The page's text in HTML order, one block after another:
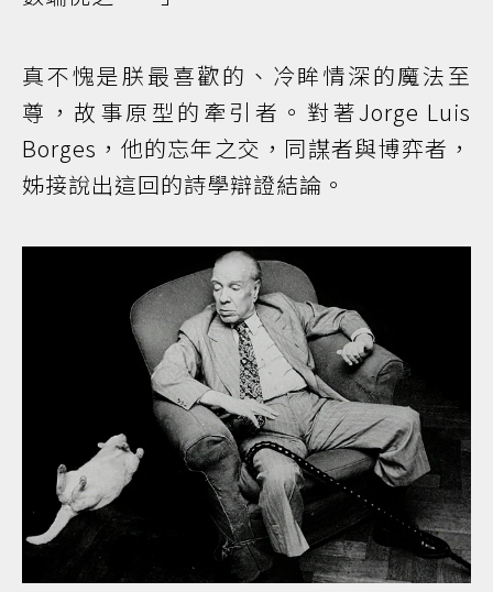
真不愧是朕最喜歡的、冷眸情深的魔法至
尊，故事原型的牽引者。對著Jorge Luis
Borges，他的忘年之交，同謀者與博弈者，
姊接說出這回的詩學辯證結論。